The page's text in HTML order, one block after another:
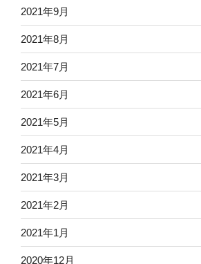
2021年9月
2021年8月
2021年7月
2021年6月
2021年5月
2021年4月
2021年3月
2021年2月
2021年1月
2020年12月